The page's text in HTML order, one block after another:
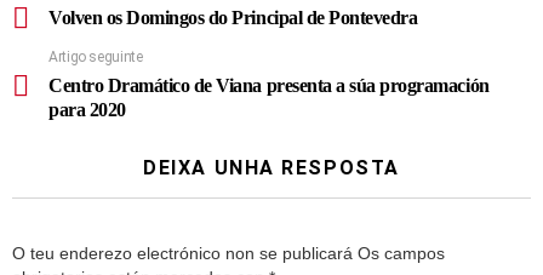
Volven os Domingos do Principal de Pontevedra
Artigo seguinte
Centro Dramático de Viana presenta a súa programación
para 2020
DEIXA UNHA RESPOSTA
O teu enderezo electrónico non se publicará Os campos